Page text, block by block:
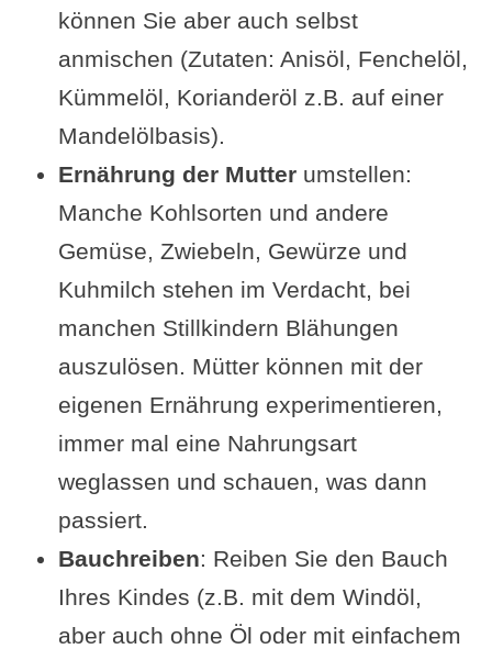
können Sie aber auch selbst
anmischen (Zutaten: Anisöl, Fenchelöl,
Kümmelöl, Korianderöl z.B. auf einer
Mandelölbasis).
Ernährung der Mutterumstellen:
Manche Kohlsorten und andere
Gemüse, Zwiebeln, Gewürze und
Kuhmilch stehen im Verdacht, bei
manchen Stillkindern Blähungen
auszulösen. Mütter können mit der
eigenen Ernährung experimentieren,
immer mal eine Nahrungsart
weglassen und schauen, was dann
passiert.
Bauchreiben: Reiben Sie den Bauch
Ihres Kindes (z.B. mit dem Windöl,
aber auch ohne Öl oder mit einfachem